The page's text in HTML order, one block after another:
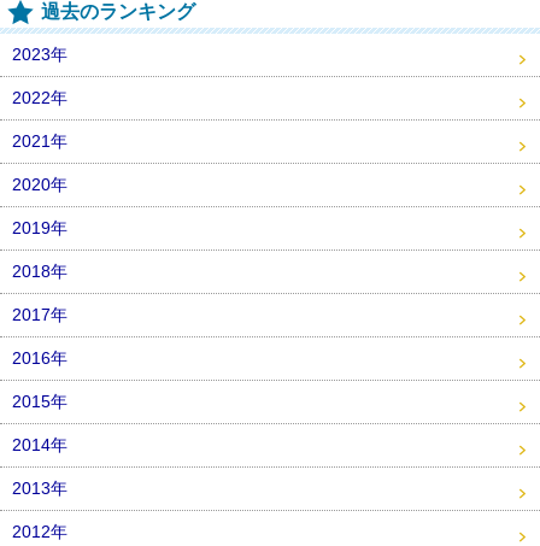
過去のランキング
2023年
2022年
2021年
2020年
2019年
2018年
2017年
2016年
2015年
2014年
2013年
2012年